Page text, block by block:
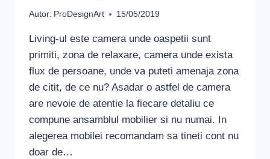
Autor: ProDesignArt 15/05/2019
Living-ul este camera unde oaspetii sunt
primiti, zona de relaxare, camera unde exista
flux de persoane, unde va puteti amenaja zona
de citit, de ce nu? Asadar o astfel de camera
are nevoie de atentie la fiecare detaliu ce
compune ansamblul mobilier si nu numai. In
alegerea mobilei recomandam sa tineti cont nu
doar de…